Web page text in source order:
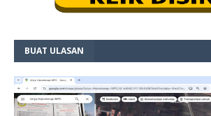
BUAT ULASAN